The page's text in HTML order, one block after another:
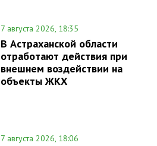
7 августа 2026, 18:35
В Астраханской области
отработают действия при
внешнем воздействии на
объекты ЖКХ
7 августа 2026, 18:06